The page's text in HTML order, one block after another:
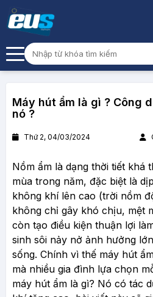
Máy hút ẩm là gì ? Công
nó ?
Thứ 2, 04/03/2024
Nồm ẩm là dạng thời tiết khá
mùa trong năm, đặc biệt là
không khí lên cao (trời nồm
không chỉ gây khó chịu, mệt
còn tạo điều kiện thuận lợi
sinh sôi nảy nở ảnh hưởng
sống. Chính vì thế máy hút
mà nhiều gia đình lựa chọn
máy hút ẩm là gì? Nó có tác